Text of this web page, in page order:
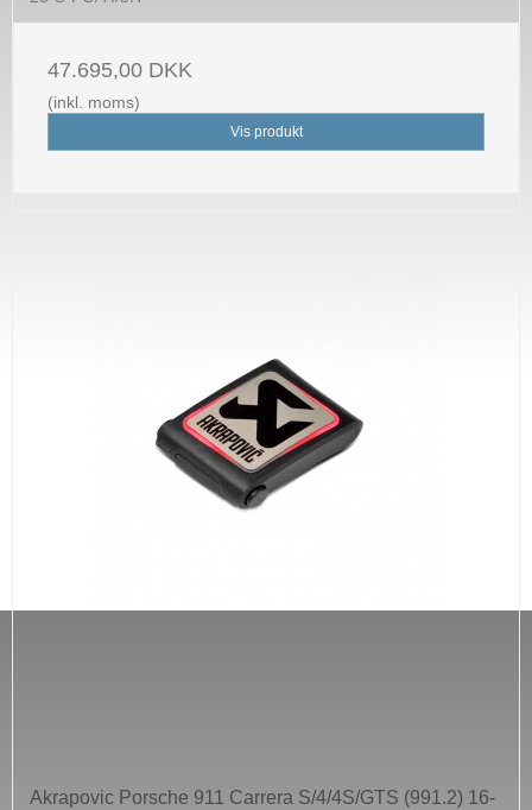
47.695,00 DKK
(inkl. moms)
Vis produkt
Akrapovic Porsche 911 Carrera S/4/4S/GTS (991.2) 16-